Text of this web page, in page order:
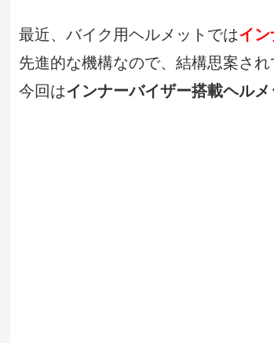
最近、バイク用ヘルメットではイン
先進的な機構なので、結構思案され
今回はインナーバイザー搭載ヘル